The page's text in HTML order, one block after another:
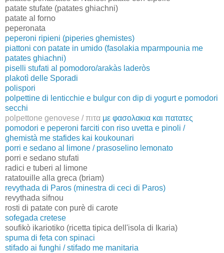
patate stufate (patates ghiachni)
patate al forno
peperonata
peperoni ripieni (piperies ghemistes)
piattoni con patate in umido (fasolakia mparmpounia me
patates ghiachni)
piselli stufati al pomodoro/arakàs laderòs
plakotì delle Sporadi
polispori
polpettine di lenticchie e bulgur con dip di yogurt e pomodori
secchi
polpettone genovese / πιτα με φασολακια και πατατες
pomodori e peperoni farciti con riso uvetta e pinoli /
ghemistà me stafides kai koukounari
porri e sedano al limone / prasoselino lemonato
porri e sedano stufati
radici e tuberi al limone
ratatouille alla greca (briam)
revythada di Paros (minestra di ceci di Paros)
revythada sifnou
rosti di patate con purè di carote
sofegada cretese
soufikò ikariotiko (ricetta tipica dell'isola di Ikaria)
spuma di feta con spinaci
stifado ai funghi / stifado me manitaria